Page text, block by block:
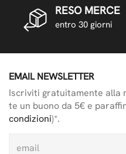
RESO MERCE
entro 30 giorni
EMAIL NEWSLETTER
Iscriviti gratuitamente alla
te un buono da 5€ e
condizioni)*.